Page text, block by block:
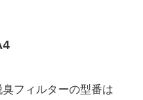
フィルターの型番は